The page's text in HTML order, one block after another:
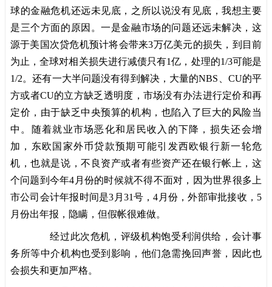
球的金融危机还远未见底，之所以说没有见底，我想主要
是三个方面的原因。一是金融市场的问题还远未解决，这
源于美国次贷危机预计将会带来3万亿美元的损失，到目前
为止，全球对相关损失进行减债只有1亿，处理的1/3可能是
1/2。还有一大半问题没有得到解决，大量的NBS、CU的平
方或者CU的立方缺乏透明度，市场没有办法进行定价和再
定价，由于缺乏中央预算的机构，也陷入了巨大的风险当
中。随着就业市场恶化和居民收入的下降，损失还会增
加，东欧国家外币贷款预期可能引发西欧银行新一轮危
机，也就是说，不良资产或者有些资产还在银行帐上，这
个问题到今年4月份的时候就不得不面对，因为世界很多上
市公司会计年报时间是3月31号，4月份，外部审批接收，5
月份出年报，隐瞒，但假帐很难做。
经过此次危机，评级机构饱受利润供给，会计事
务所等中介机构也受到影响，他们急需挽回声誉，因此也
会损失和更加严格。